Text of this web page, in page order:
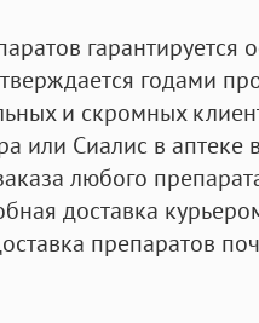
годами
и скромных
или Сиалис в аптеке
любого
доставка
препаратов